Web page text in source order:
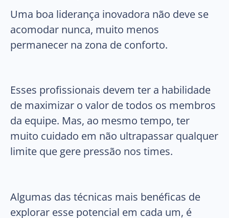
Uma boa liderança inovadora não deve se
acomodar nunca, muito menos
permanecer na zona de conforto.
Esses profissionais devem ter a habilidade
de maximizar o valor de todos os membros
da equipe. Mas, ao mesmo tempo, ter
muito cuidado em não ultrapassar qualquer
limite que gere pressão nos times.
Algumas das técnicas mais benéficas de
explorar esse potencial em cada um, é